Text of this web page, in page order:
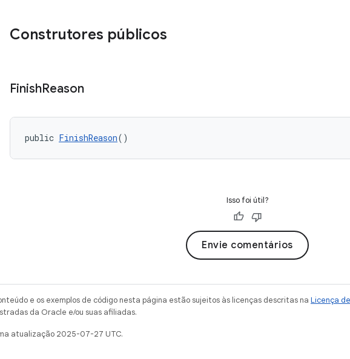
Construtores públicos
FinishReason
public FinishReason()
Isso foi útil?
Envie comentários
e os exemplos de código nesta página estão sujeitos às licenças descritas na Licença
da Oracle e/ou suas afiliadas.
atualização 2025-07-27 UTC.